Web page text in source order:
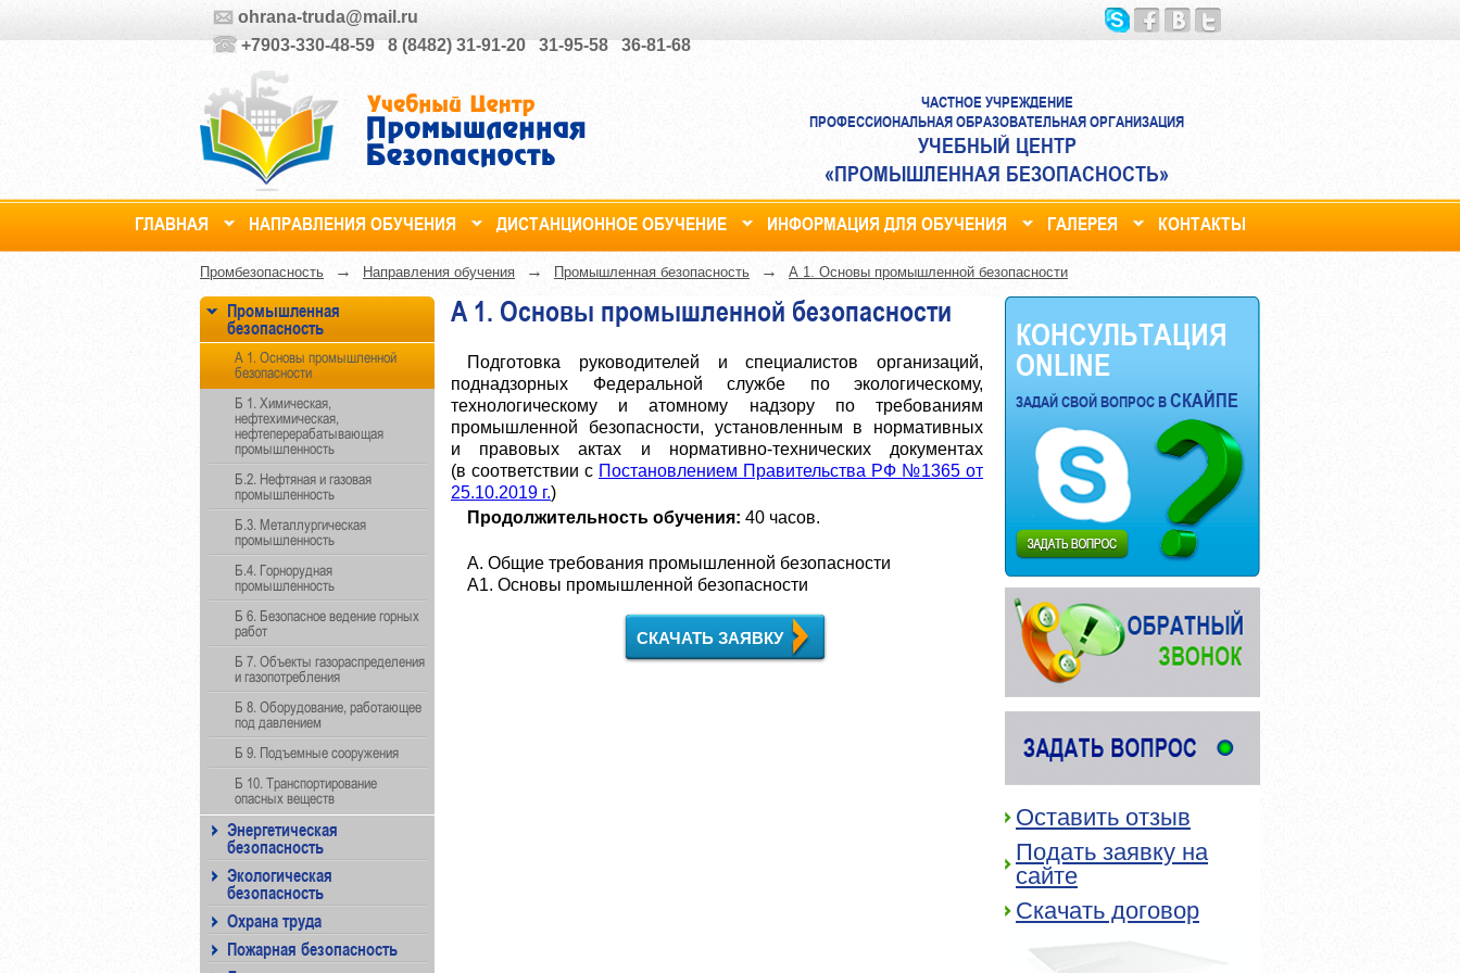
ohrana-truda@mail.ru
+7903-330-48-59 8 (8482) 31-91-20 31-95-58 36-81-68
ЧАСТНОЕ УЧРЕЖДЕНИЕ
ПРОФЕССИОНАЛЬНАЯ ОБРАЗОВАТЕЛЬНАЯ ОРГАНИЗАЦИЯ
УЧЕБНЫЙ ЦЕНТР
«ПРОМЫШЛЕННАЯ БЕЗОПАСНОСТЬ»
ГЛАВНАЯ НАПРАВЛЕНИЯ ОБУЧЕНИЯ ДИСТАНЦИОННОЕ ОБУЧЕНИЕ ИНФОРМАЦИЯ ДЛЯ ОБУЧЕНИЯ ГАЛЕРЕЯ КОНТАКТЫ
Промбезопасность → Направления обучения → Промышленная безопасность → А 1. Основы промышленной безопасности
Промышленная
безопасность
А 1. Основы промышленной
безопасности
Б 1. Химическая,
нефтехимическая,
нефтеперерабатывающая
промышленность
Б.2. Нефтяная и газовая
промышленность
Б.3. Металлургическая
промышленность
Б.4. Горнорудная
промышленность
Б 6. Безопасное ведение горных
работ
Б 7. Объекты газораспределения
и газопотребления
Б 8. Оборудование, работающее
под давлением
Б 9. Подъемные сооружения
Б 10. Транспортирование
опасных веществ
Энергетическая
безопасность
Экологическая
безопасность
Охрана труда
Пожарная безопасность
А 1. Основы промышленной безопасности
Подготовка руководителей и специалистов организаций,
поднадзорных Федеральной службе по экологическому,
технологическому и атомному надзору по требованиям
промышленной безопасности, установленным в нормативных
и правовых актах и нормативно-технических документах
(в соответствии с Постановлением Правительства РФ №1365 от
25.10.2019 г.)
Продолжительность обучения: 40 часов.
А. Общие требования промышленной безопасности
А1. Основы промышленной безопасности
СКАЧАТЬ ЗАЯВКУ
КОНСУЛЬТАЦИЯ
ONLINE
ЗАДАЙ СВОЙ ВОПРОС ВСКАЙПЕ
Оставить отзыв
Подать заявку на
сайте
Скачать договор